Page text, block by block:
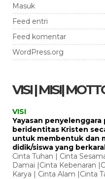
Masuk
Feed entri
Feed komentar
WordPress.org
VISI | MISI|
VISI
Yayasan
beridentitas Kristen
untuk membentuk dan
didik/siswa yang
Cinta Tuhan | Cinta
Damai |Cinta Kebenaran
Karya | Cinta Alam |Cinta